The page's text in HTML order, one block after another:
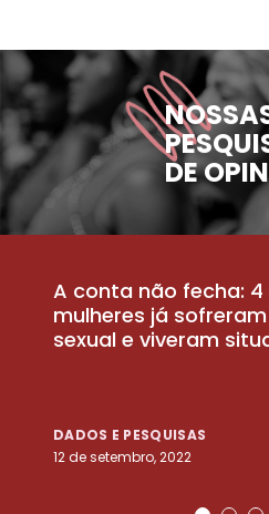
DE
A conta não fecha:
mulheres já
sexual e viveram
DADOS E PESQUISAS
12 de setembro, 2022